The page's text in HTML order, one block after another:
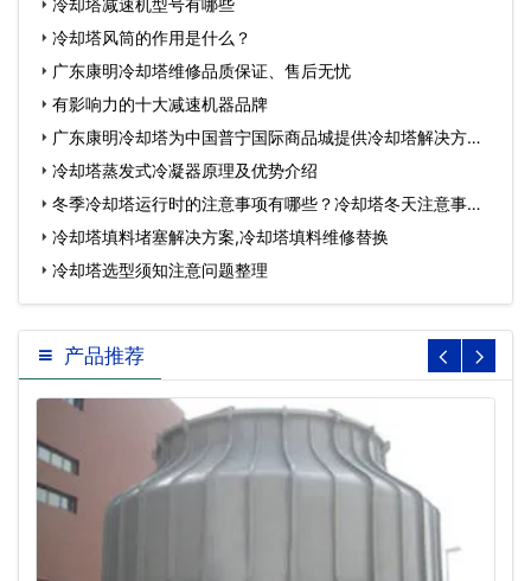
冷却塔减速机型号有哪些
冷却塔风筒的作用是什么？
广东康明冷却塔维修品质保证、售后无忧
有影响力的十大减速机器品牌
广东康明冷却塔为中国普宁国际商品城提供冷却塔解决方
案…冷却塔蒸发式冷凝器原理及优势介绍
冬季冷却塔运行时的注意事项有哪些？冷却塔冬天注意事
项…冷却塔填料堵塞解决方案,冷却塔填料维修替换
冷却塔选型须知注意问题整理
产品推荐